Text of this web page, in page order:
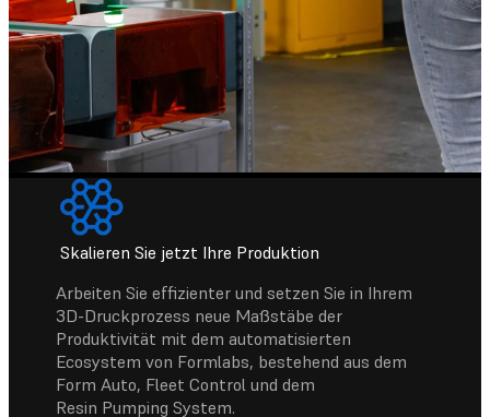
Skalieren Sie jetzt Ihre Produktion
Arbeiten Sie effizienter und setzen Sie in Ihrem
3D-Druckprozess neue Maßstäbe der
Produktivität mit dem automatisierten
Ecosystem von Formlabs, bestehend aus dem
Form Auto, Fleet Control und dem
Resin Pumping System.